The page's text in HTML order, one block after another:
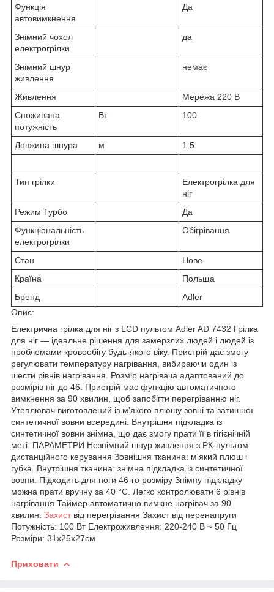
Функція
автовимкнення
Да
Знімний чохол
електрогрілки
да
Знімний шнур
живлення
немає
Живлення
Мережа 220 В
Споживана
потужність
Вт 100
Довжина шнура м 1.5
Тип грілки
Електрогрілка для
ніг
Режим Турбо
Да
Функціональність
електрогрілки
Обігрівання
Стан
Нове
Країна
Польща
Бренд
Adler
Опис:
Електрична грілка для ніг з LCD пультом Adler AD 7432 Грілка
для ніг — ідеальне рішення для замерзлих людей і людей із
проблемами кровообігу будь-якого віку. Пристрій дає змогу
регулювати температуру нагрівання, вибираючи один із
шести рівнів нагрівання. Розмір нагрівача адаптований до
розмірів ніг до 46. Пристрій має функцію автоматичного
вимкнення за 90 хвилин, щоб запобігти перегріванню ніг.
Утеплювач виготовлений із м'якого плюшу зовні та затишної
синтетичної вовни всередині. Внутрішня підкладка із
синтетичної вовни знімна, що дає змогу прати її в гігієнічній
меті. ПАРАМЕТРИ Незнімний шнур живлення з РК-пультом
дистанційного керування Зовнішня тканина: м'який плюш і
губка. Внутрішня тканина: знімна підкладка із синтетичної
вовни. Підходить для ноги 46-го розміру Знімну підкладку
можна прати вручну за 40 °C. Легко контролювати 6 рівнів
нагрівання Таймер автоматично вимкне нагрівач за 90
хвилин. Захиствід перегрівання Захист від перенапруги
Потужність: 100 Вт Електроживлення: 220-240 В ~ 50 Гц
Розміри: 31x25x27см
Приховати